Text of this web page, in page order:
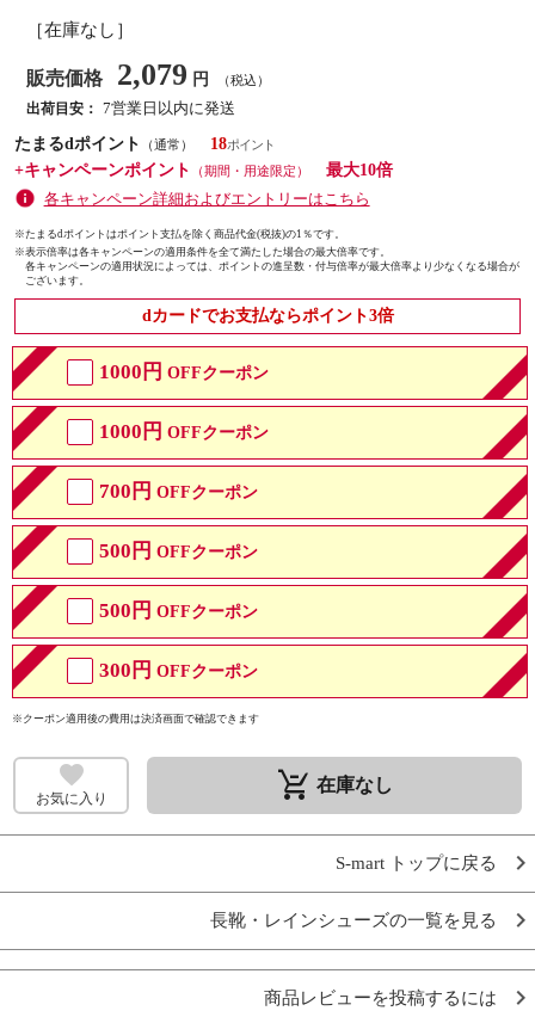
［在庫なし］
販売価格 2,079 円 （税込）
出荷目安： 7営業日以内に発送
たまるdポイント
（通常）
18
+キャンペーンポイント
（期間・用途限定）
最大10倍
各キャンペーン詳細およびエントリーはこちら
※たまるdポイントはポイント支払を除く商品代金(税抜)の1％です。
※表示倍率は各キャンペーンの適用条件を全て満たした場合の最大倍率です。
各キャンペーンの適用状況によっては、ポイントの進呈数・付与倍率が最大倍率より少なくなる場合が
ございます。
dカードでお支払ならポイント3倍
1000円 OFFクーポン
1000円 OFFクーポン
700円 OFFクーポン
500円 OFFクーポン
500円 OFFクーポン
300円 OFFクーポン
※クーポン適用後の費用は決済画面で確認できます
お気に入り remove_shopping_cart 在庫なし
S-mart トップに戻る
長靴・レインシューズの一覧を見る
商品レビューを投稿するには